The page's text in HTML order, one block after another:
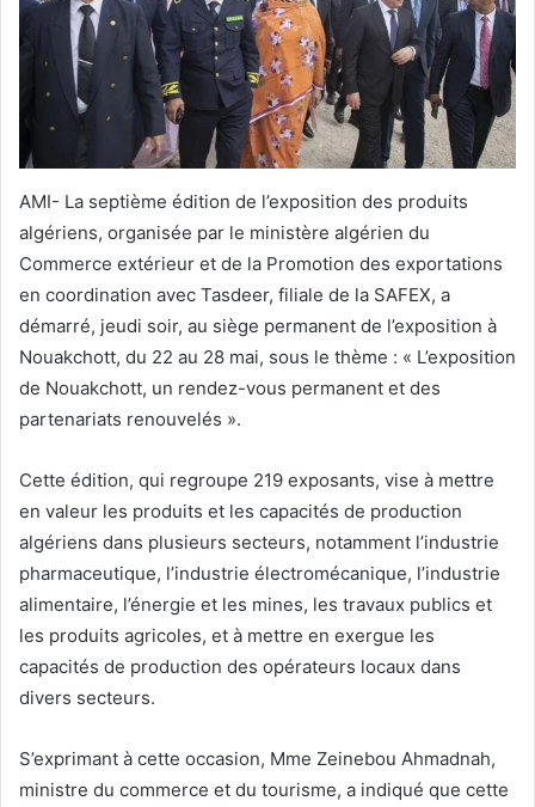
AMI- La septième édition de l’exposition des produits
algériens, organisée par le ministère algérien du
Commerce extérieur et de la Promotion des exportations
en coordination avec Tasdeer, filiale de la SAFEX, a
démarré, jeudi soir, au siège permanent de l’exposition à
Nouakchott, du 22 au 28 mai, sous le thème : « L’exposition
de Nouakchott, un rendez-vous permanent et des
partenariats renouvelés ».
Cette édition, qui regroupe 219 exposants, vise à mettre
en valeur les produits et les capacités de production
algériens dans plusieurs secteurs, notamment l’industrie
pharmaceutique, l’industrie électromécanique, l’industrie
alimentaire, l’énergie et les mines, les travaux publics et
les produits agricoles, et à mettre en exergue les
capacités de production des opérateurs locaux dans
divers secteurs.
S’exprimant à cette occasion, Mme Zeinebou Ahmadnah,
ministre du commerce et du tourisme, a indiqué que cette